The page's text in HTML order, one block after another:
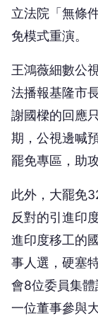
立法院「無條
免模式重演。
王鴻薇細數公
法播報基隆市
謝國樑的回應
期，公視邊喊
罷免專區，助
此外，大罷免
反對的引進印
進印度移工的
事人選，硬塞
會8位委員集
一位董事參與